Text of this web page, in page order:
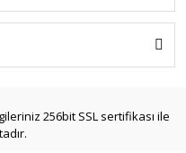
256bit SSL sertifikası ile